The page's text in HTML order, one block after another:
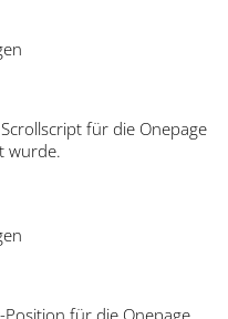
für die Onepage
wurde.
Position für die Onepage